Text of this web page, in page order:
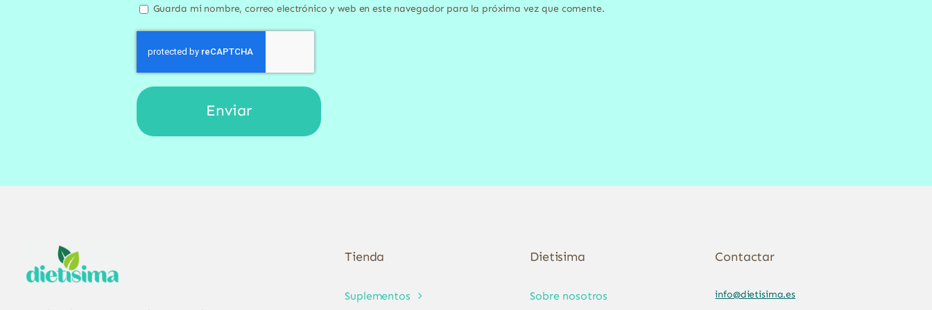
Guarda mi nombre, correo electrónico y web en este navegador para la próxima vez que comente.
Tienda
Suplementos
Dietisima
Sobre nosotros
Contactar
info@dietisima.es